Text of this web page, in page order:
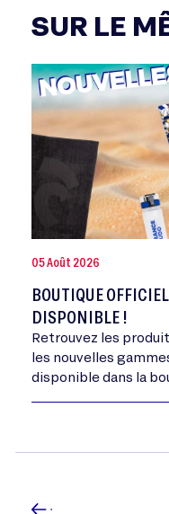
SUR LE
05 Août 2026
BOUTIQUE
DISPONIBLE !
Retrouvez les
les nouvelles
disponible dans la